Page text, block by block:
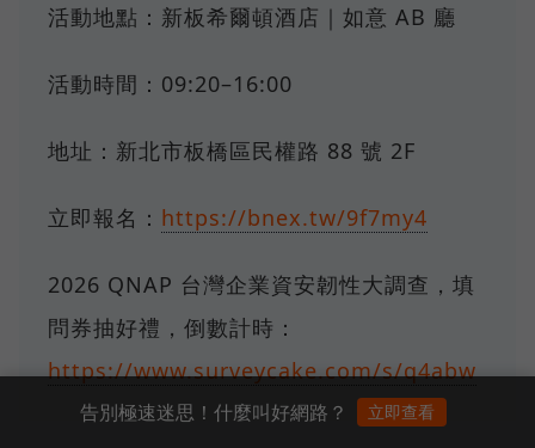
活動地點：新板希爾頓酒店｜如意 AB 廳
活動時間：09:20–16:00
地址：新北市板橋區民權路 88 號 2F
立即報名： https://bnex.tw/9f7my4
2026 QNAP 台灣企業資安韌性大調查，填
問券抽好禮，倒數計時：
https://www.surveycake.com/s/q4abw
告別極速迷思！什麼叫好網路？ 立即查看